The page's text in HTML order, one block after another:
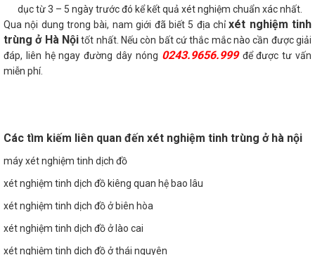
dục từ 3 – 5 ngày trước đó kể kết quả xét nghiệm chuẩn xác nhất.
Qua nội dung trong bài, nam giới đã biết 5 địa chỉxét nghiệm tinh
trùng ở Hà Nộitốt nhất. Nếu còn bất cứ thắc mắc nào cần được giải
đáp, liên hệ ngay đường dây nóng 0243.9656.999 để được tư vấn
miễn phí.
Các tìm kiếm liên quan đến xét nghiệm tinh trùng ở hà nội
máy xét nghiệm tinh dịch đồ
xét nghiệm tinh dịch đồ kiêng quan hệ bao lâu
xét nghiệm tinh dịch đồ ở biên hòa
xét nghiệm tinh dịch đồ ở lào cai
xét nghiệm tinh dịch đồ ở thái nguyên